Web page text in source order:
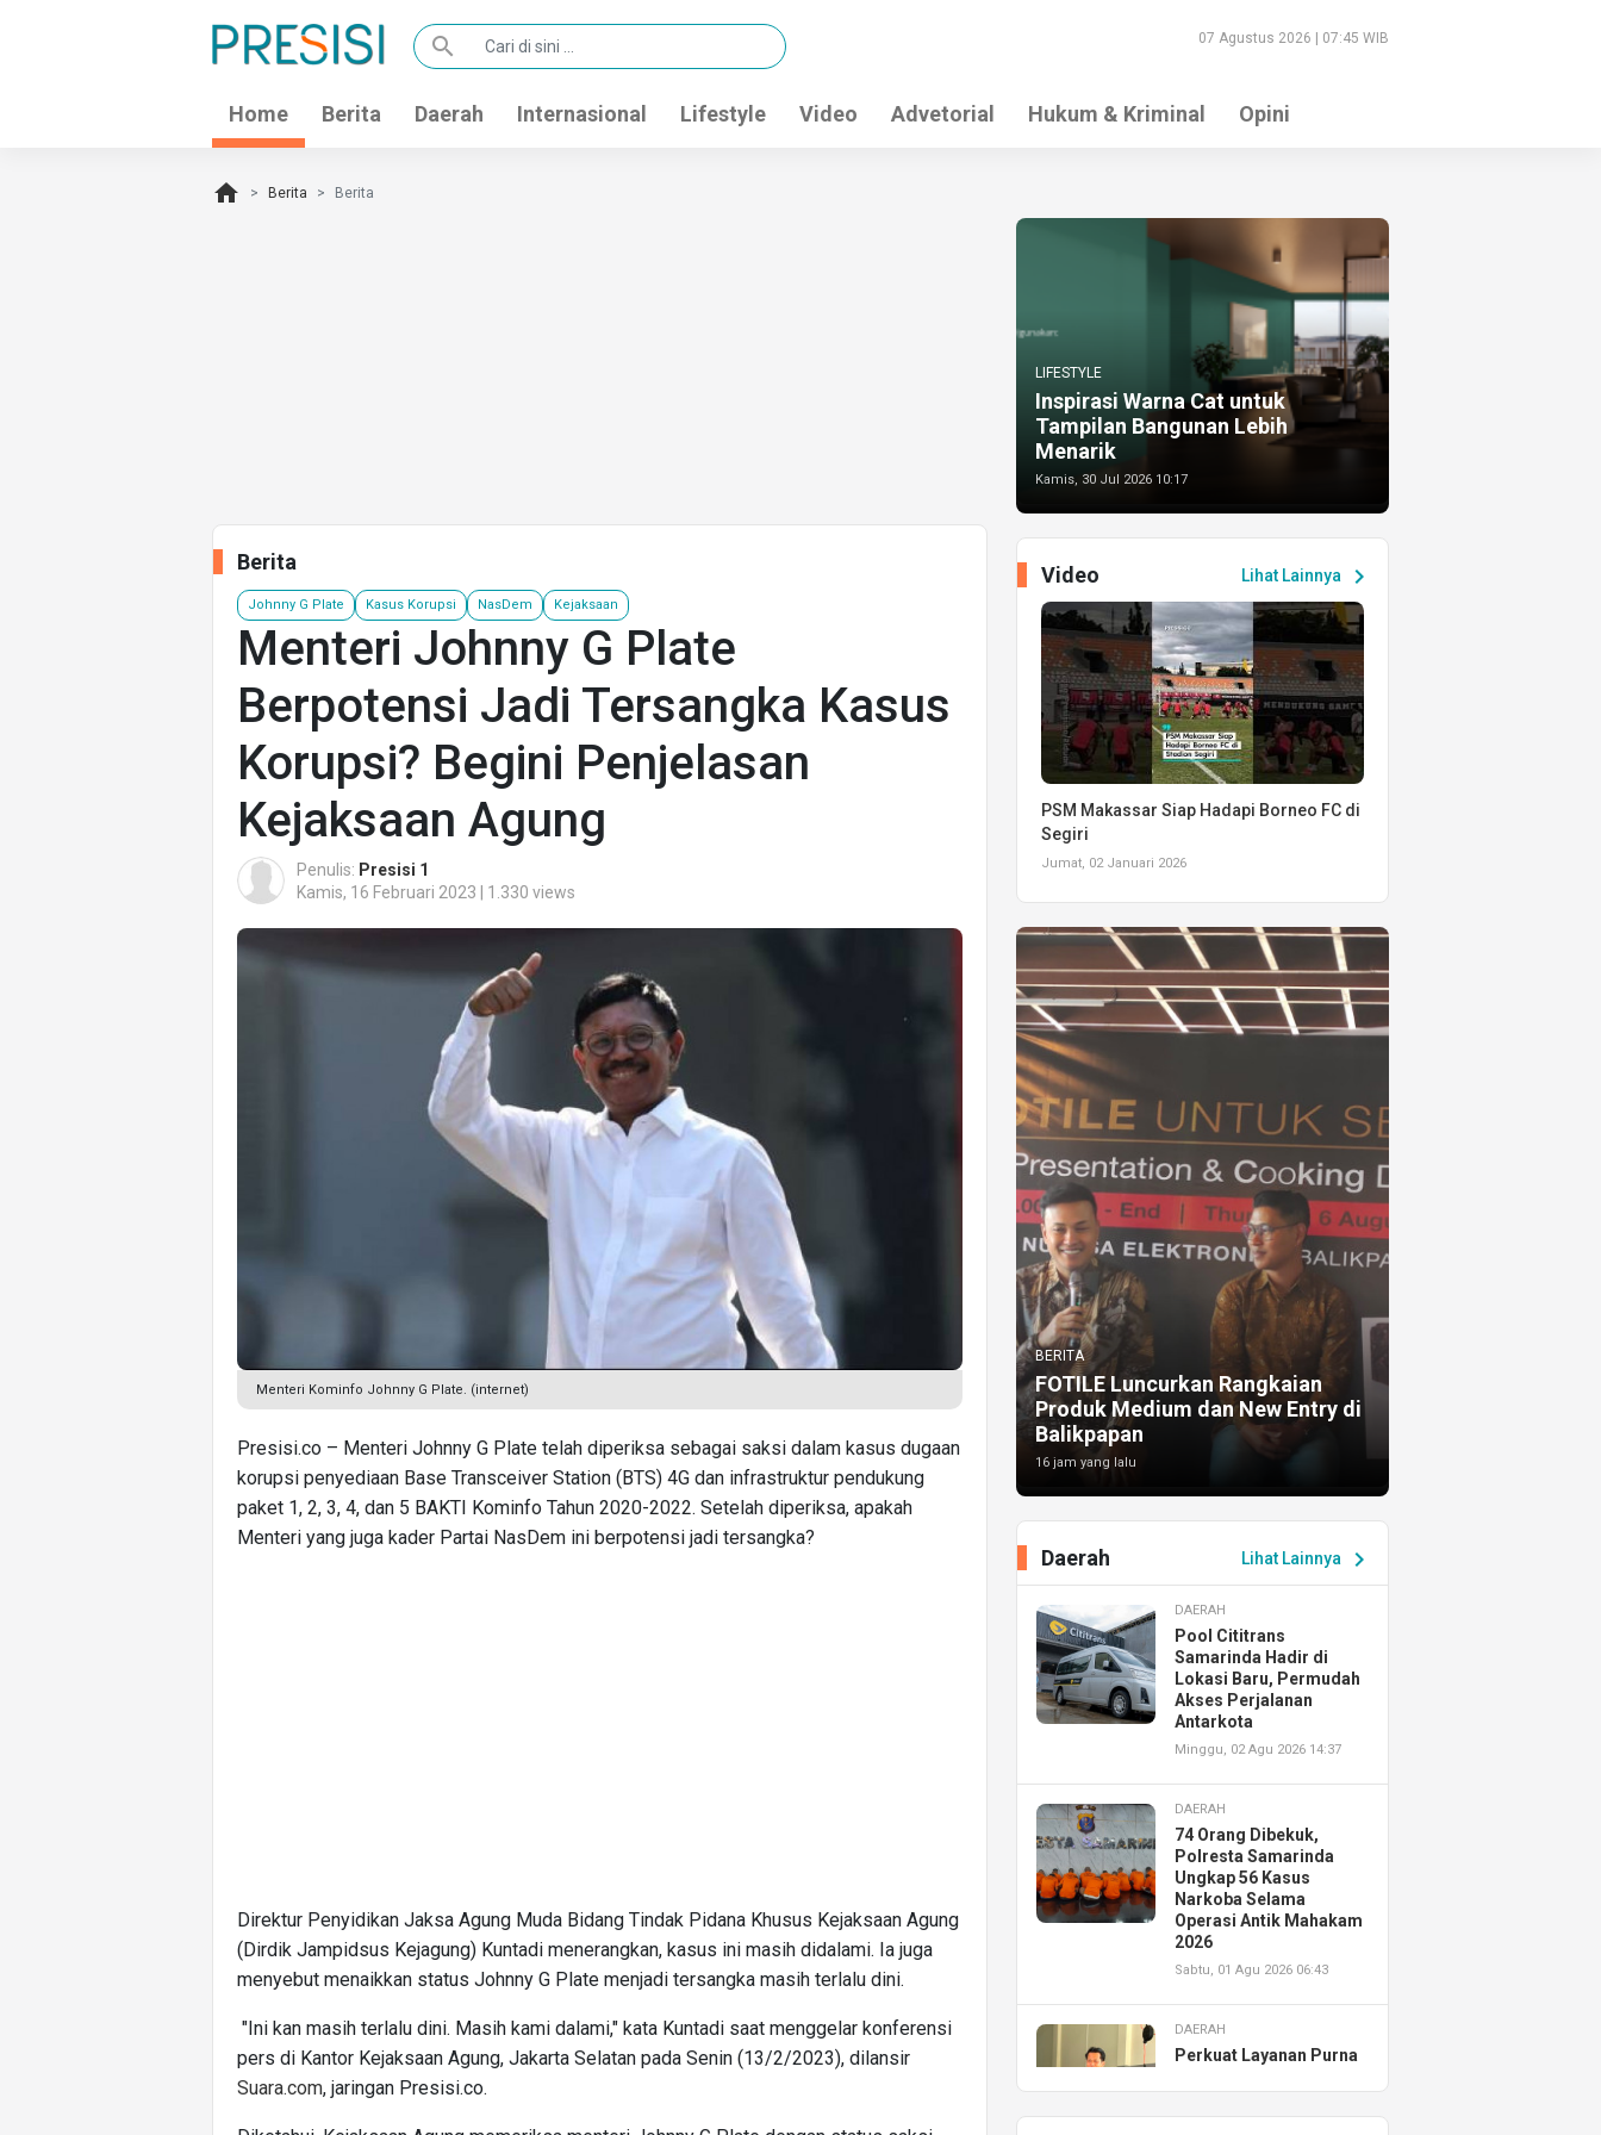
search 07 Agustus 2026 | 07:45 WIB
Home Berita Daerah Internasional Lifestyle Video Advetorial Hukum & Kriminal Opini
home Berita Berita
Berita
Johnny G Plate Kasus Korupsi NasDem Kejaksaan
Menteri Johnny G Plate
Berpotensi Jadi Tersangka Kasus
Korupsi? Begini Penjelasan
Kejaksaan Agung
Penulis: Presisi 1
Kamis, 16 Februari 2023 | 1.330 views
Menteri Kominfo Johnny G Plate. (internet)
Presisi.co – Menteri Johnny G Plate telah diperiksa sebagai saksi dalam kasus dugaan
korupsi penyediaan Base Transceiver Station (BTS) 4G dan infrastruktur pendukung
paket 1, 2, 3, 4, dan 5 BAKTI Kominfo Tahun 2020-2022. Setelah diperiksa, apakah
Menteri yang juga kader Partai NasDem ini berpotensi jadi tersangka?
Direktur Penyidikan Jaksa Agung Muda Bidang Tindak Pidana Khusus Kejaksaan Agung
(Dirdik Jampidsus Kejagung) Kuntadi menerangkan, kasus ini masih didalami. Ia juga
menyebut menaikkan status Johnny G Plate menjadi tersangka masih terlalu dini.
"Ini kan masih terlalu dini. Masih kami dalami," kata Kuntadi saat menggelar konferensi
pers di Kantor Kejaksaan Agung, Jakarta Selatan pada Senin (13/2/2023), dilansir
Suara.com, jaringan Presisi.co.
LIFESTYLE
Inspirasi Warna Cat untuk
Tampilan Bangunan Lebih
Menarik
Kamis, 30 Jul 2026 10:17
Lihat Lainnya chevron_right
Video
PSM Makassar Siap Hadapi Borneo FC di
Segiri
Jumat, 02 Januari 2026
BERITA
FOTILE Luncurkan Rangkaian
Produk Medium dan New Entry di
Balikpapan
16 jam yang lalu
Lihat Lainnya chevron_right
Daerah
DAERAH
Pool Cititrans
Samarinda Hadir di
Lokasi Baru, Permudah
Akses Perjalanan
Antarkota
Minggu, 02 Agu 2026 14:37
DAERAH
74 Orang Dibekuk,
Polresta Samarinda
Ungkap 56 Kasus
Narkoba Selama
Operasi Antik Mahakam
2026
Sabtu, 01 Agu 2026 06:43
DAERAH
Perkuat Layanan Purna
Resmikan AHASS